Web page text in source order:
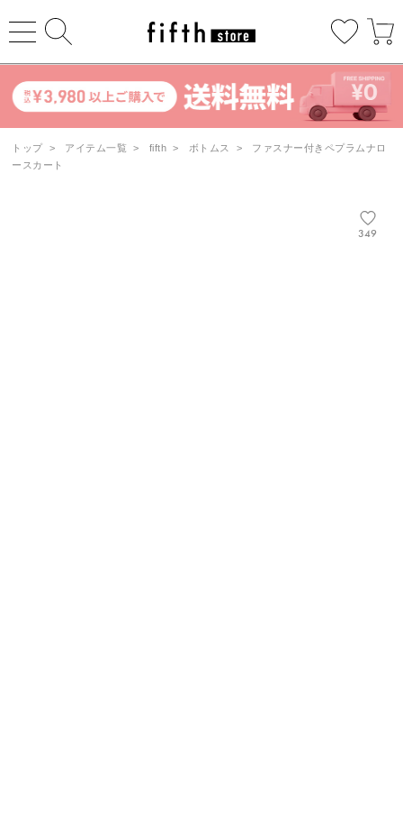
トップ > アイテム一覧 > fifth > ボトムス >
ファスナー付きペプラムナロ
ースカート
349